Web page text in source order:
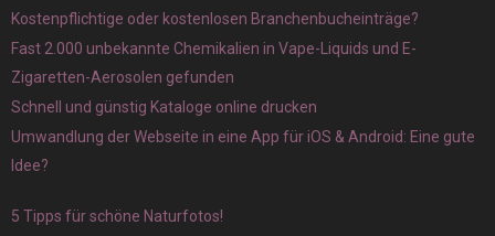
Kostenpflichtige oder kostenlosen Branchenbucheinträge?
Fast 2.000 unbekannte Chemikalien in Vape-Liquids und E-
Zigaretten-Aerosolen gefunden
Schnell und günstig Kataloge online drucken
Umwandlung der Webseite in eine App für iOS & Android: Eine gute
Idee?
5 Tipps für schöne Naturfotos!